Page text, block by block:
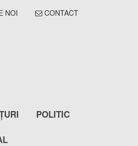
NOI CONTACT
POLITIC